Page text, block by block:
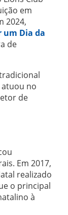
em
2024,
um Dia da
de
atuou no
de
Em 2017,
realizado
o principal
à